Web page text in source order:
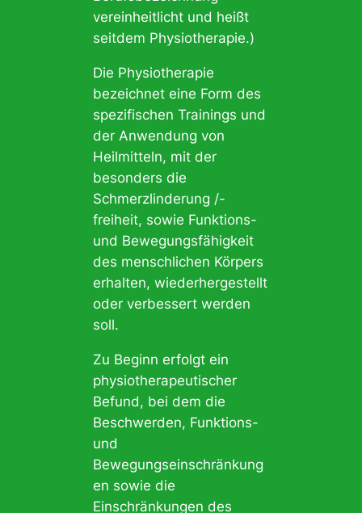
vereinheitlicht und heißt
seitdem Physiotherapie.)
Die Physiotherapie
bezeichnet eine Form des
spezifischen Trainings und
der Anwendung von
Heilmitteln, mit der
besonders die
Schmerzlinderung /-
freiheit, sowie Funktions-
und Bewegungsfähigkeit
des menschlichen Körpers
erhalten, wiederhergestellt
oder verbessert werden
soll.
Zu Beginn erfolgt ein
physiotherapeutischer
Befund, bei dem die
Beschwerden, Funktions-
und
Bewegungseinschränkung
en sowie die
Einschränkungen des